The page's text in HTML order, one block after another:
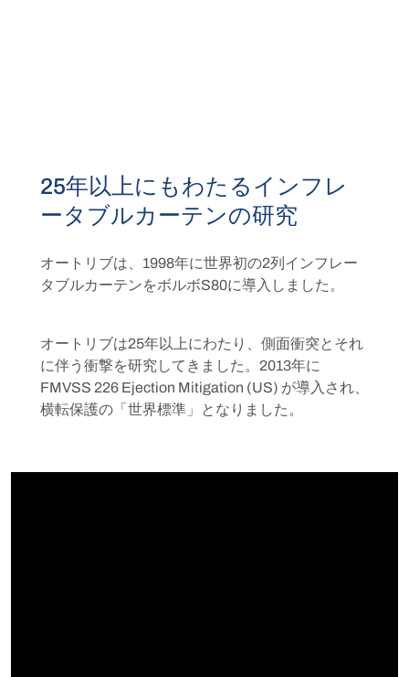
25年以上にもわたるインフレ
ータブルカーテンの研究
オートリブは、1998年に世界初の2列インフレー
タブルカーテンをボルボS80に導入しました。
オートリブは25年以上にわたり、側面衝突とそれ
に伴う衝撃を研究してきました。2013年に
FMVSS 226 Ejection Mitigation (US) が導入され、
横転保護の「世界標準」となりました。